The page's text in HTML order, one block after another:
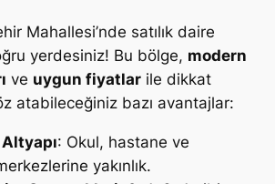
Mahallesi’nde satılık daire
yerdesiniz! Bu bölge, modern
ve uygun fiyatlar ile dikkat
atabileceğiniz bazı avantajlar:
: Okul, hastane ve
yakınlık.